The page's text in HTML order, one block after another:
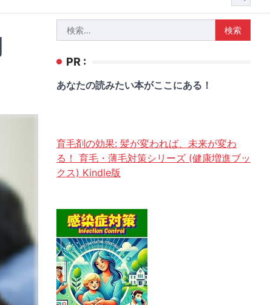
索:
PR :
あなたの読みたい本がここにある！
育毛剤の効果: 髪が変われば、未来が変わ
る！ 育毛・薄毛対策シリーズ (健康増進ブッ
クス) Kindle版